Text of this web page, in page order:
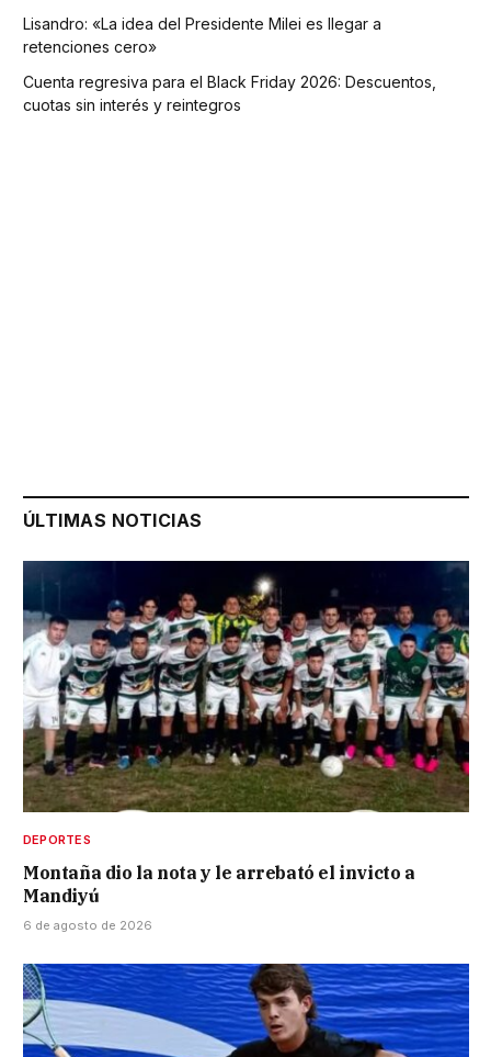
Lisandro: «La idea del Presidente Milei es llegar a
retenciones cero»
Cuenta regresiva para el Black Friday 2026: Descuentos,
cuotas sin interés y reintegros
ÚLTIMAS NOTICIAS
DEPORTES
Montaña dio la nota y le arrebató el invicto a
Mandiyú
6 de agosto de 2026